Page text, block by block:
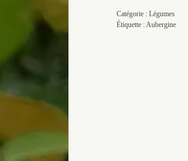
Catégorie :Légumes
Étiquette :Aubergine